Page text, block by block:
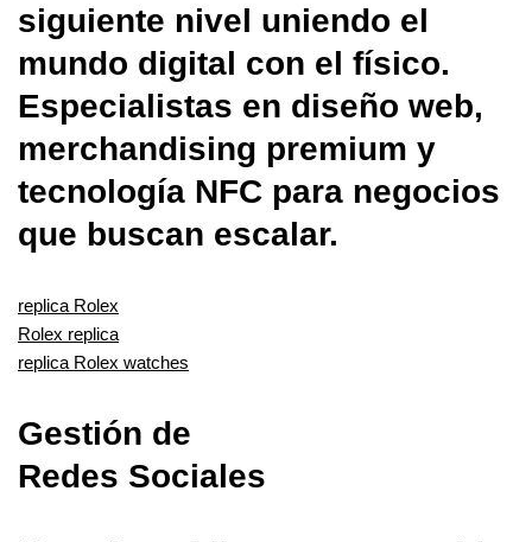
siguiente nivel uniendo el
mundo digital con el físico.
Especialistas en diseño web,
merchandising premium y
tecnología NFC para negocios
que buscan escalar.
replica Rolex
Rolex replica
replica Rolex watches
Gestión de
Redes Sociales